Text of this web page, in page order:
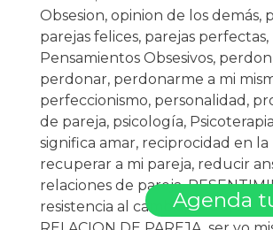
Obsesion, opinion de los demás,
parejas felices, parejas perfectas,
Pensamientos Obsesivos, perdon
perdonar, perdonarme a mi
perfeccionismo, personalidad ,
de pareja, psicología, Psicoterapia
significa amar, reciprocidad en la
recuperar a mi pareja, reducir
relaciones de pareja,
resistencia al cambio,salud,
Agenda